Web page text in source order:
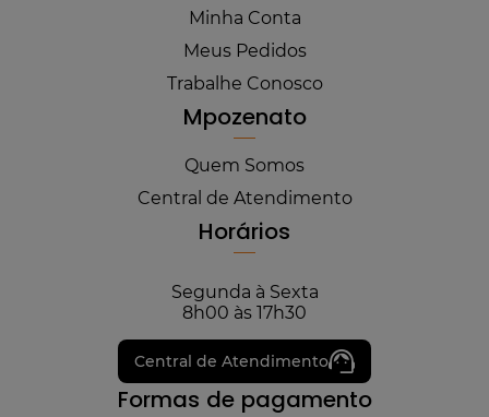
Minha Conta
Meus Pedidos
Trabalhe Conosco
Mpozenato
Quem Somos
Central de Atendimento
Horários
Segunda à Sexta
8h00 às 17h30
Central de Atendimento
Formas de pagamento